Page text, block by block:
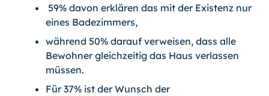
59% davon erklären das mit der Existenz nur
eines Badezimmers,
während 50% darauf verweisen, dass alle
Bewohner gleichzeitig das Haus verlassen
müssen.
Für 37% ist der Wunsch der